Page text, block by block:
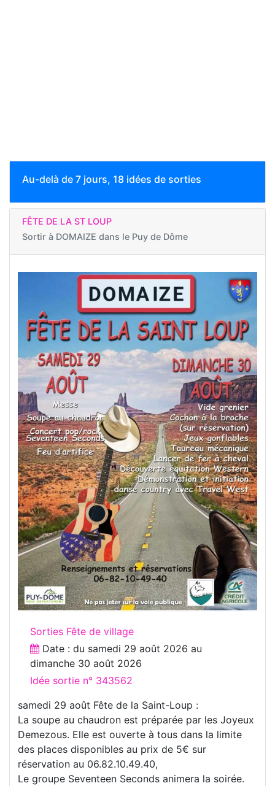
Au-delà de 7 jours, 18 idées de sorties
FÊTE DE LA ST LOUP
Sortir à DOMAIZE dans le Puy de Dôme
Sorties Fête de village
Date : du samedi 29 août 2026 au
dimanche 30 août 2026
Idée sortie n° 343562
samedi 29 août Fête de la Saint-Loup :
La soupe au chaudron est préparée par les Joyeux
Demezous. Elle est ouverte à tous dans la limite
des places disponibles au prix de 5€ sur
réservation au 06.82.10.49.40,
Le groupe Seventeen Seconds animera la soirée.